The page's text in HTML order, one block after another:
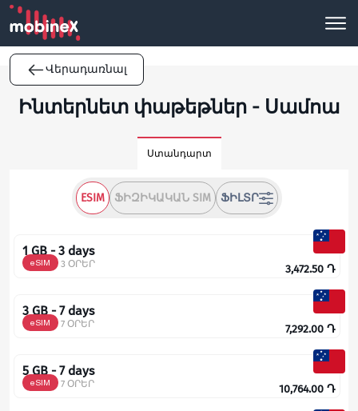
Վերադառնալ
Ինտերնետ փաթեթներ - Սամոա
Ստանդարտ
ESIM ՖԻԶԻԿԱԿԱՆ SIM ՖԻԼՏՐ
1 GB - 3 days
eSIM 3 ՕՐԵՐ 3,472.50 Դ
3 GB - 7 days
eSIM 7 ՕՐԵՐ 7,292.00 Դ
5 GB - 7 days
eSIM 7 ՕՐԵՐ 10,764.00 Դ